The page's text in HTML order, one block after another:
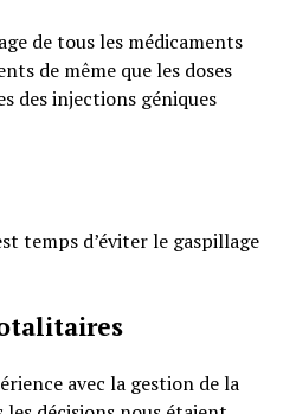
de tous les médicaments
de même que les doses
des injections géniques
temps d’éviter le gaspillage
avec la gestion de la